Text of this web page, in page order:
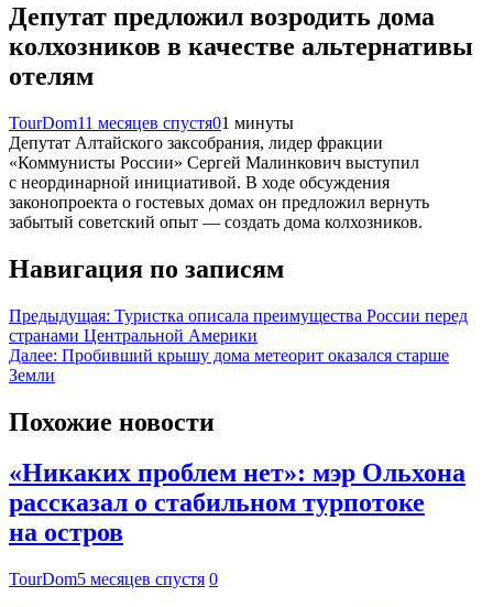
Депутат предложил возродить дома
колхозников в качестве альтернативы
отелям
TourDom11 месяцев спустя01 минуты
Депутат Алтайского заксобрания, лидер фракции
«Коммунисты России» Сергей Малинкович выступил
с неординарной инициативой. В ходе обсуждения
законопроекта о гостевых домах он предложил вернуть
забытый советский опыт — создать дома колхозников.
Навигация по записям
Предыдущая: Туристка описала преимущества России перед
странами Центральной Америки
Далее: Пробивший крышу дома метеорит оказался старше
Земли
Похожие новости
«Никаких проблем нет»: мэр Ольхона
рассказал о стабильном турпотоке
на остров
TourDom5 месяцев спустя 0